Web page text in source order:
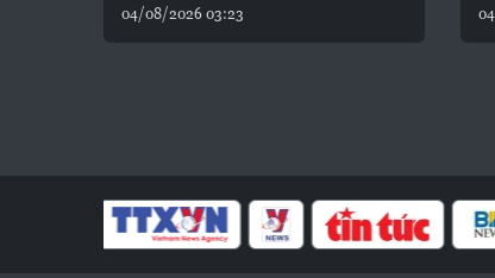
04/08/2026 03:23